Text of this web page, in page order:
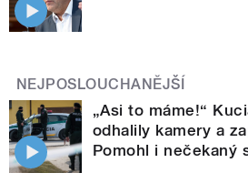
NEJPOSLOUCHANĚJŠÍ
„Asi to máme!“
odhalily kamery a
Pomohl i nečekaný